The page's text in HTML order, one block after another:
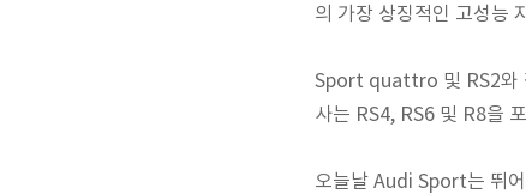
의 가장 상징적인 고성능
Sport quattro 및 RS2와
사는 RS4, RS6 및 R8을
오늘날 Audi Sport는 뛰